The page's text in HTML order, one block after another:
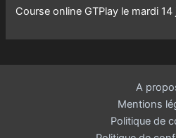
Course online GTPlay le mardi 14
A
Mentions
Politique de